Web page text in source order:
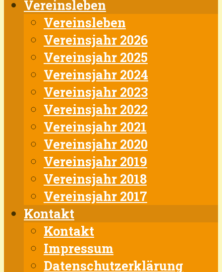
Vereinsleben
Vereinsleben
Vereinsjahr 2026
Vereinsjahr 2025
Vereinsjahr 2024
Vereinsjahr 2023
Vereinsjahr 2022
Vereinsjahr 2021
Vereinsjahr 2020
Vereinsjahr 2019
Vereinsjahr 2018
Vereinsjahr 2017
Kontakt
Kontakt
Impressum
Datenschutzerklärung